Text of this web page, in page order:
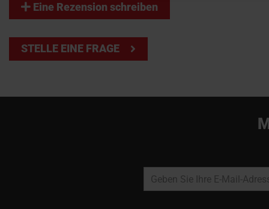
Eine Rezension schreiben
STELLE EINE FRAGE